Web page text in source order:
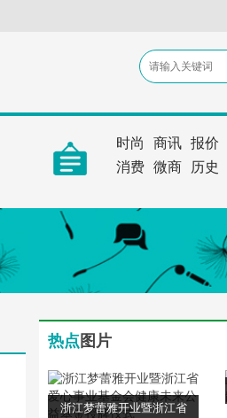
时尚 商讯 报价
消费 微商 历史
热点 图片
浙江梦蕾雅开业暨浙江省